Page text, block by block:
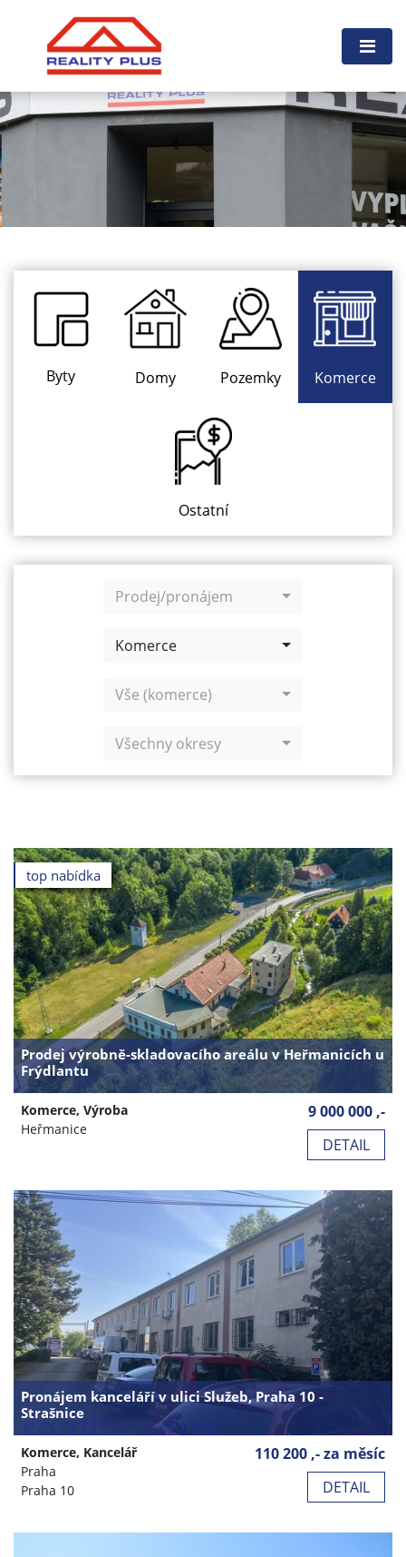
Byty Domy Pozemky Komerce
Ostatní
Prodej/pronájem
Komerce
Vše (komerce)
Všechny okresy
top nabídka
Prodej výrobně-skladovacího areálu v Heřmanicích u
Frýdlantu
Komerce, Výroba
Heřmanice
9 000 000 ,-
DETAIL
Pronájem kanceláří v ulici Služeb, Praha 10 -
Strašnice
Komerce, Kancelář
Praha
Praha 10
110 200 ,- za měsíc
DETAIL